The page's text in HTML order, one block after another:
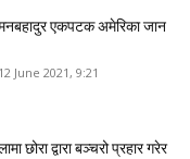
एकपटक अमेरिका जान
June 2021, 9:21
छोरा द्वारा बञ्चरो प्रहार गरेर